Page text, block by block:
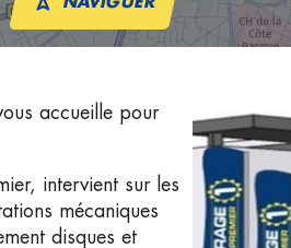
accueille pour
intervient sur les
mécaniques
disques et